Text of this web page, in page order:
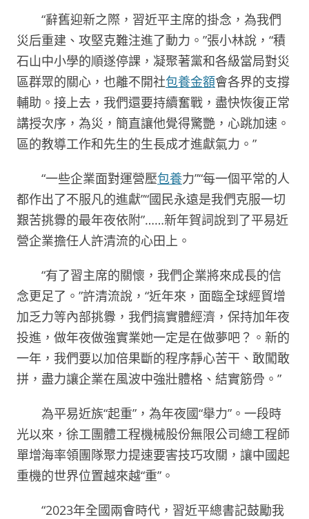
“辭舊迎新之際，習近平主席的掛念，為我們
災后重建、攻堅克難注進了動力。”張小林說，“積
石山中小學的順遂停課，凝聚著黨和各級當局對災
區群眾的關心，也離不開社包養金額會各界的支撐
輔助。接上去，我們還要持續奮戰，盡快恢復正常
講授次序，為災，簡直讓他覺得驚艷，心跳加速。
區的教導工作和先生的生長成才進獻氣力。”
“一些企業面對運營壓包養力”“每一個平常的人
都作出了不服凡的進獻”“國民永遠是我們克服一切
艱苦挑釁的最年夜依附”……新年賀詞說到了平易近
營企業擔任人許清流的心田上。
“有了習主席的關懷，我們企業將來成長的信
念更足了。”許清流說，“近年來，面臨全球經貿增
加乏力等內部挑釁，我們搞實體經濟，保持加年夜
投進，做年夜做強實業她一定是在做夢吧？。新的
一年，我們要以加倍果斷的程序靜心苦干、敢闖敢
拼，盡力讓企業在風波中強壯體格、結實筋骨。”
為平易近族“起重”，為年夜國“舉力”。一段時
光以來，徐工團體工程機械股份無限公司總工程師
單增海率領團隊聚力提速要害技巧攻關，讓中國起
重機的世界位置越來越“重”。
“2023年全國兩會時代，習近平總書記鼓勵我